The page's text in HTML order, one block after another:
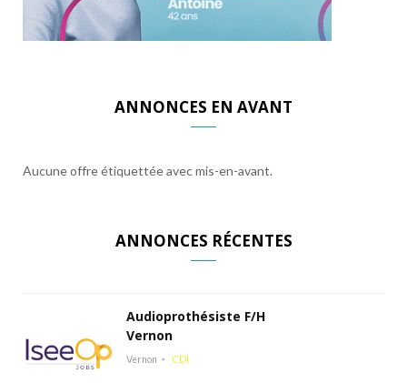
ANNONCES EN AVANT
Aucune offre étiquettée avec mis-en-avant.
ANNONCES RÉCENTES
Audioprothésiste F/H
Vernon
Vernon CDI